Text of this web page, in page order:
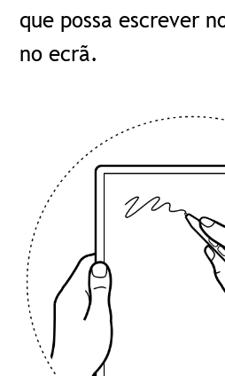
que possa escrever
no ecrã.